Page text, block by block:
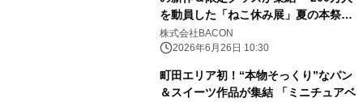
を動員した「ねこ休み展」夏の本祭が
8/21(金)～開催
株式会社BACON
2026年6月26日 10:30
町田エリア初！“本物そっくり”なパン
＆スイーツ作品が集結 「ミニチュアベ